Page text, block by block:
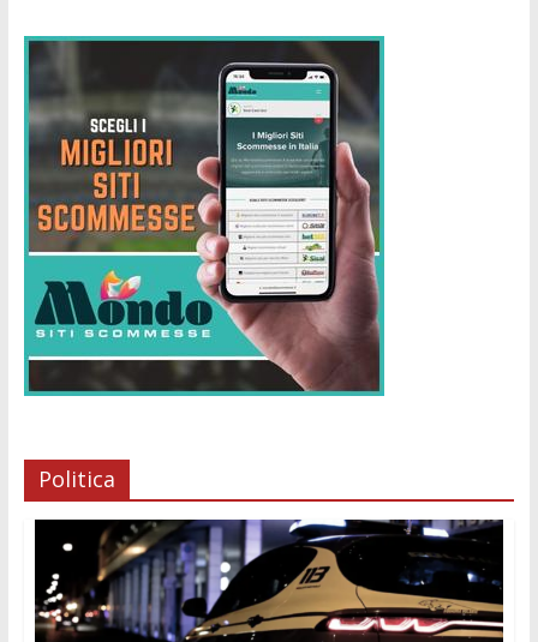
Politica